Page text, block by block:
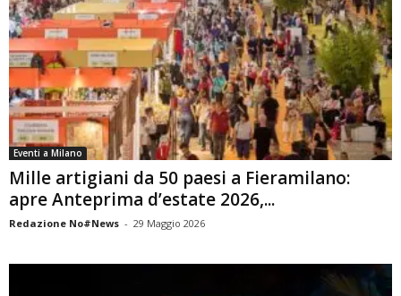
Eventi a Milano
Mille artigiani da 50 paesi a Fieramilano:
apre Anteprima d’estate 2026,...
Redazione No#News - 29 Maggio 2026